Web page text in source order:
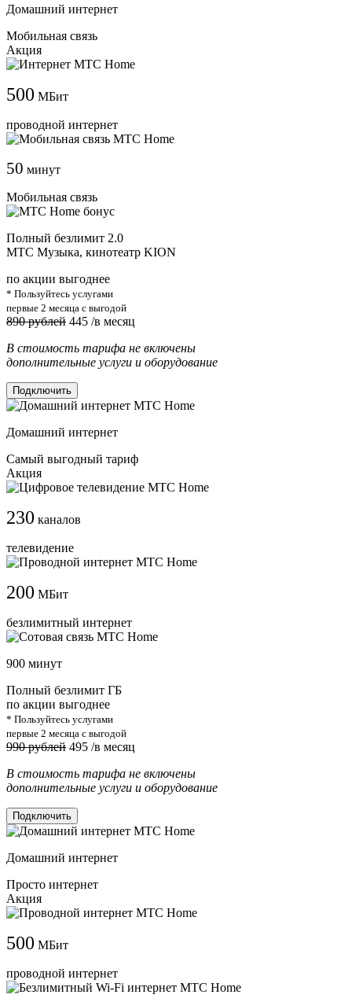
Домашний интернет
Мобильная связь
Акция
500 МБит
проводной интернет
50 минут
Мобильная связь
Полный безлимит 2.0
МТС Музыка, кинотеатр KION
по акции выгоднее
* Пользуйтесь услугами
первые 2 месяца с выгодой
890 рублей 445 /в месяц
В стоимость тарифа не включены
дополнительные услуги и оборудование
Подключить
Домашний интернет
Самый выгодный тариф
Акция
230 каналов
телевидение
200 МБит
безлимитный интернет
900 минут
Полный безлимит ГБ
по акции выгоднее
* Пользуйтесь услугами
первые 2 месяца с выгодой
990 рублей 495 /в месяц
В стоимость тарифа не включены
дополнительные услуги и оборудование
Подключить
Домашний интернет
Просто интернет
Акция
500 МБит
проводной интернет